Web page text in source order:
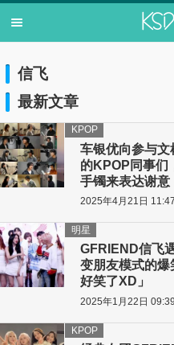
信飞
最新文章
车银优向参与文
的KPOP同事们
手镯来表达谢意
KPOP
2025年4月21日 11:47
GFRIEND信飞
变朋友模式的
好笑了XD」
明星
2025年1月22日 09:39
KPOP